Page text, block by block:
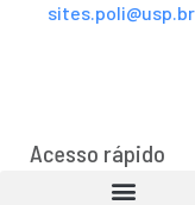
sites.poli@usp.br
Acesso rápido